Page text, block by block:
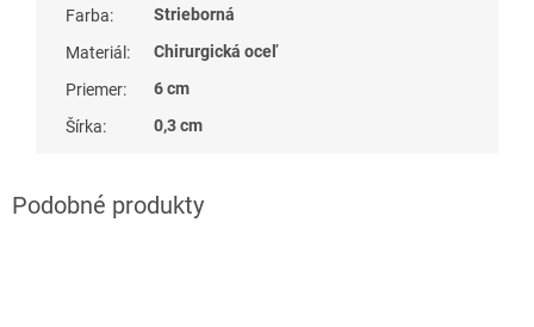
Farba:
Strieborná
Materiál :
Chirurgická oceľ
Priemer:
6 cm
Šírka: 0,3 cm